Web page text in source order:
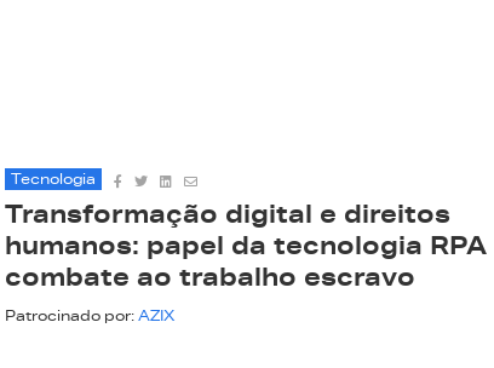
Tecnologia
Transformação digital e direitos
humanos: papel da tecnologia RPA
combate ao trabalho escravo
Patrocinado por: AZIX